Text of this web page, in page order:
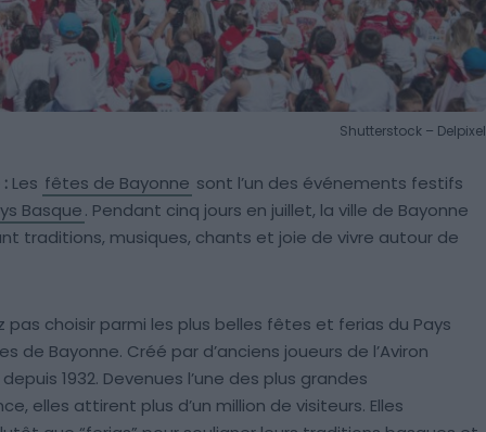
Shutterstock – Delpixel
Les fêtes de Bayonne sont l’un des événements festifs
Basque. Pendant cinq jours en juillet, la ville de Bayonne
traditions, musiques, chants et joie de vivre autour de
pas choisir parmi les plus belles fêtes et ferias du Pays
de Bayonne. Créé par d’anciens joueurs de l’Aviron
1932. Devenues l’une des plus grandes
elles attirent plus d’un million de visiteurs. Elles